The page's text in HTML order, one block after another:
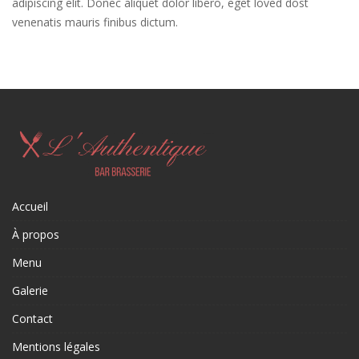
venenatis mauris finibus dictum.
Accueil
À propos
Menu
Galerie
Contact
Mentions légales